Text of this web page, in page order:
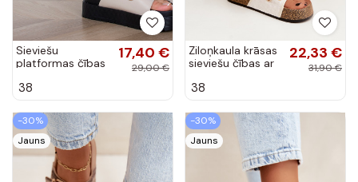
Sieviešu
platformas čības
smilšu un melnā
17,40 €
29,00 €
38
Ziloņkaula krāsas
sieviešu čības ar
dekorāciju Ledina
22,33 €
31,90 €
38
-30%
Jauns
-30%
Jauns